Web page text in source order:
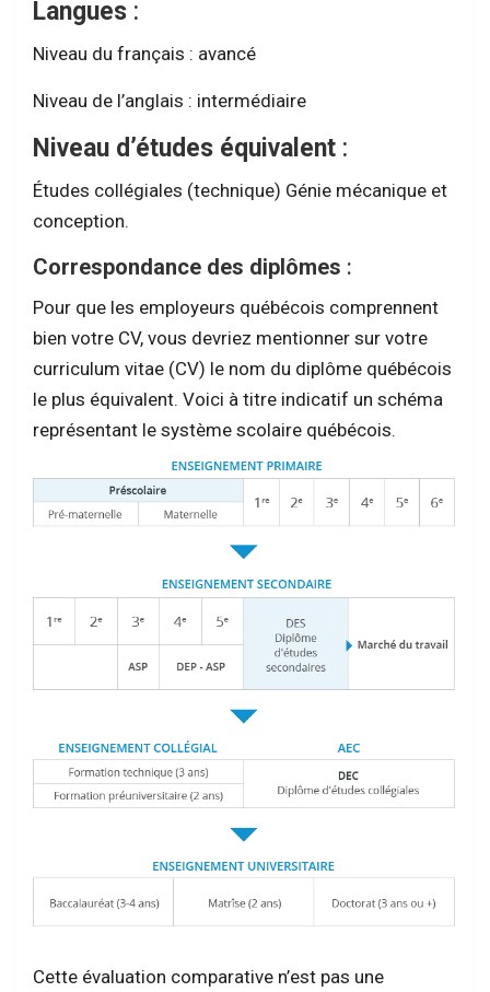
Langues :
Niveau du français : avancé
Niveau de l’anglais : intermédiaire
Niveau d’études équivalent :
Études collégiales (technique) Génie mécanique et
conception.
Correspondance des diplômes :
Pour que les employeurs québécois comprennent
bien votre CV, vous devriez mentionner sur votre
curriculum vitae (CV) le nom du diplôme québécois
le plus équivalent. Voici à titre indicatif un schéma
représentant le système scolaire québécois.
Cette évaluation comparative n’est pas une